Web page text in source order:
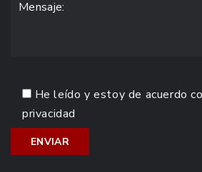
He leído y estoy de acuerdo
privacidad